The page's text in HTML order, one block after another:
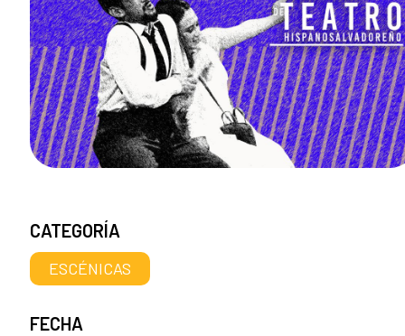
CATEGORÍA
ESCÉNICAS
FECHA